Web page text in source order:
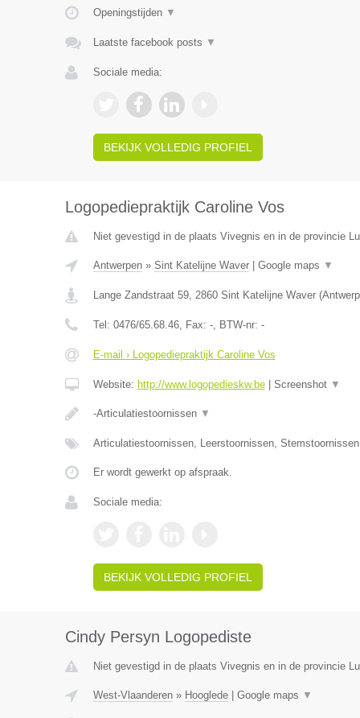
Openingstijden ▼
Laatste facebook posts ▼
Sociale media:
BEKIJK VOLLEDIG PROFIEL
Logopediepraktijk Caroline Vos
Niet gevestigd in de plaats Vivegnis en in de provincie
Antwerpen» Sint Katelijne Waver| Google maps ▼
Lange Zandstraat 59, 2860 Sint Katelijne Waver(
Tel: 0476/65.68.46, Fax: -, BTW-nr: -
E-mail › Logopediepraktijk Caroline Vos
Website: http://www.logopedieskw.be| Screenshot ▼
-Articulatiestoornissen ▼
Articulatiestoornissen, Leerstoornissen,
Er wordt gewerkt op afspraak.
Sociale media:
BEKIJK VOLLEDIG PROFIEL
Cindy Persyn Logopediste
Niet gevestigd in de plaats Vivegnis en in de provincie
West-Vlaanderen» Hooglede| Google maps ▼